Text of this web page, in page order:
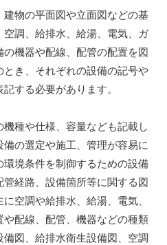
建物の平面図や立面図などの基
調、給排水、給湯、電気、ガ
機器や配線、配管の配置を図
き、それぞれの設備の記号や
する必要があります。
種や仕様、容量なども記載し
の選定や施工、管理が容易に
境条件を制御するための設備
経路、設備箇所等に関する図
空調や給排水、給湯、電気、
配線、配管、機器などの種類
図、給排水衛生設備図、空調